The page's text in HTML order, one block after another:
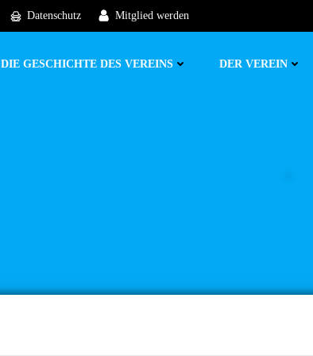
Datenschutz Mitglied werden
DIE GESCHICHTE DES VEREINS DER VEREIN